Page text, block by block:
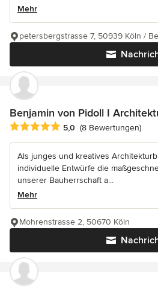
Mehr
petersbergstrasse 7, 50939 Köln /
Benjamin von Pidoll I
Durchschnittliche Bewertung: 5 von
5,0 (8 Bewertungen)
Als junges und kreatives
individuelle Entwürfe die
unserer Bauherrschaft a...
Mehr
Mohrenstrasse 2, 50670 Köln